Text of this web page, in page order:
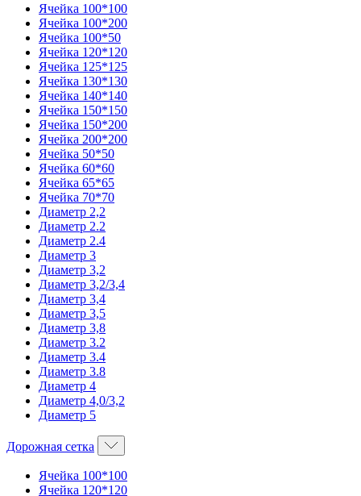
Ячейка 100*100
Ячейка 100*200
Ячейка 100*50
Ячейка 120*120
Ячейка 125*125
Ячейка 130*130
Ячейка 140*140
Ячейка 150*150
Ячейка 150*200
Ячейка 200*200
Ячейка 50*50
Ячейка 60*60
Ячейка 65*65
Ячейка 70*70
Диаметр 2,2
Диаметр 2.2
Диаметр 2.4
Диаметр 3
Диаметр 3,2
Диаметр 3,2/3,4
Диаметр 3,4
Диаметр 3,5
Диаметр 3,8
Диаметр 3.2
Диаметр 3.4
Диаметр 3.8
Диаметр 4
Диаметр 4,0/3,2
Диаметр 5
Дорожная сетка
Ячейка 100*100
Ячейка 120*120